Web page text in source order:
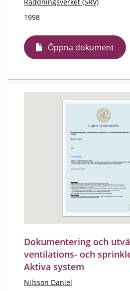
1998
Öppna dokument
Dokumentering och
ventilations- och
Aktiva system
Nilsson Daniel